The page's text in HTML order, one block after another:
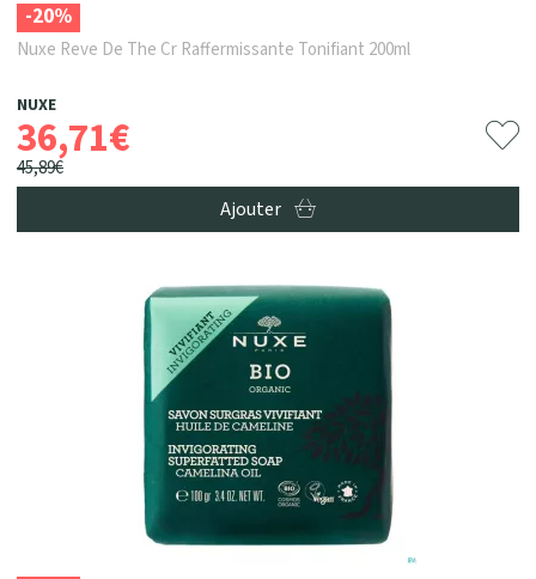
-20%
Nuxe Reve De The Cr Raffermissante Tonifiant 200ml
NUXE
36,71€
45,89€
Ajouter